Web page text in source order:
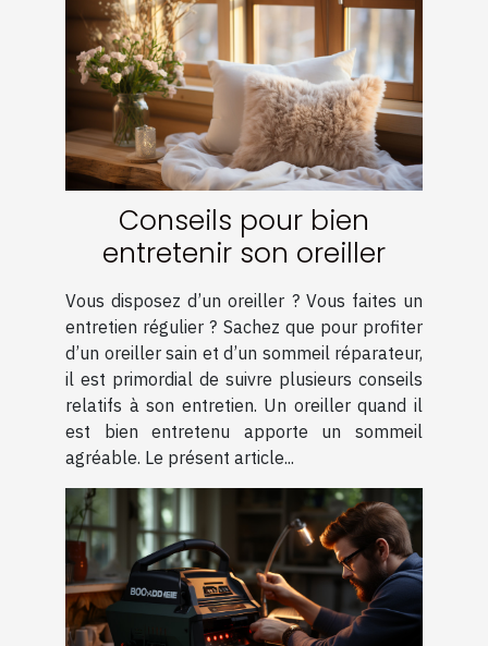
Conseils pour bien
entretenir son oreiller
Vous disposez d’un oreiller ? Vous faites un
entretien régulier ? Sachez que pour profiter
d’un oreiller sain et d’un sommeil réparateur,
il est primordial de suivre plusieurs conseils
relatifs à son entretien. Un oreiller quand il
est bien entretenu apporte un sommeil
agréable. Le présent article...